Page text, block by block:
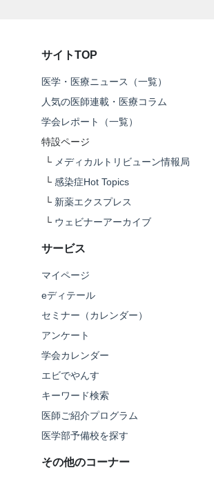
サイトTOP
医学・医療ニュース（一覧）
人気の医師連載・医療コラム
学会レポート（一覧）
特設ページ
└ メディカルトリビューン情報局
└ 感染症Hot Topics
└ 新薬エクスプレス
└ ウェビナーアーカイブ
サービス
マイページ
eディテール
セミナー（カレンダー）
アンケート
学会カレンダー
エビでやんす
キーワード検索
医師ご紹介プログラム
医学部予備校を探す
その他のコーナー